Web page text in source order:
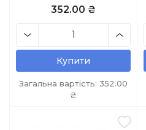
352.00 ₴
Купити
Загальна вартість: 352.00
₴